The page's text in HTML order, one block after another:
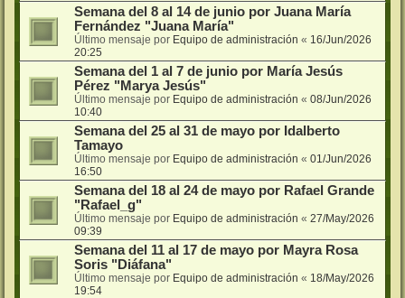
Semana del 8 al 14 de junio por Juana María
Fernández "Juana María"
Último mensaje por Equipo de administración « 16/Jun/2026
20:25
Semana del 1 al 7 de junio por María Jesús
Pérez "Marya Jesús"
Último mensaje por Equipo de administración « 08/Jun/2026
10:40
Semana del 25 al 31 de mayo por Idalberto
Tamayo
Último mensaje por Equipo de administración « 01/Jun/2026
16:50
Semana del 18 al 24 de mayo por Rafael Grande
"Rafael_g"
Último mensaje por Equipo de administración « 27/May/2026
09:39
Semana del 11 al 17 de mayo por Mayra Rosa
Soris "Diáfana"
Último mensaje por Equipo de administración « 18/May/2026
19:54